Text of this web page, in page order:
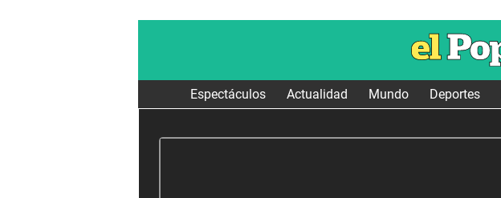
Espectáculos Actualidad Mundo Deportes